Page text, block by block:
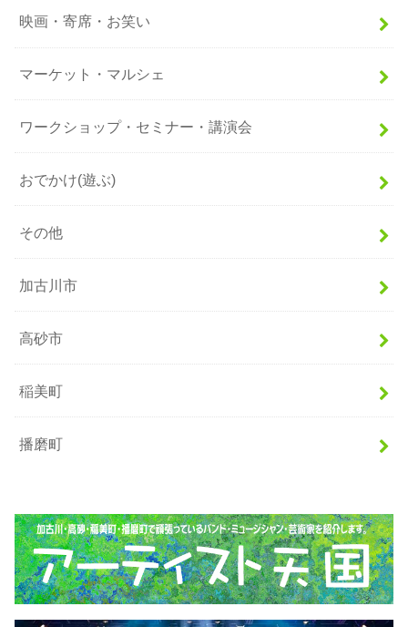
映画・寄席・お笑い
マーケット・マルシェ
ワークショップ・セミナー・講演会
おでかけ(遊ぶ)
その他
加古川市
高砂市
稲美町
播磨町